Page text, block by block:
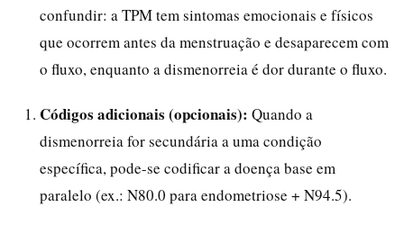
confundir: a TPM tem sintomas emocionais e físicos
que ocorrem antes da menstruação e desaparecem com
o fluxo, enquanto a dismenorreia é dor durante o fluxo.
Códigos adicionais (opcionais): Quando a
dismenorreia for secundária a uma condição
específica, pode-se codificar a doença base em
paralelo (ex.: N80.0 para endometriose + N94.5).